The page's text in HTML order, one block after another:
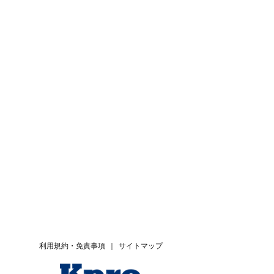
サイトマップ
利用規約・免責事項